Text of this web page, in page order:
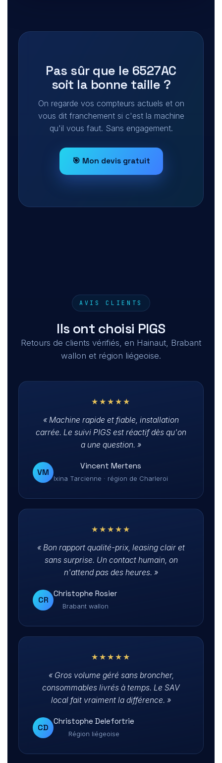
Pas sûr que le 6527AC
soit la bonne taille ?
On regarde vos compteurs actuels et on
vous dit franchement si c'est la machine
qu'il vous faut. Sans engagement.
🎯 Mon devis gratuit
AVIS CLIENTS
Ils ont choisi PIGS
Retours de clients vérifiés, en Hainaut, Brabant
wallon et région liégeoise.
★★★★★
« Machine rapide et fiable, installation
carrée. Le suivi PIGS est réactif dès qu'on
a une question. »
VM
Vincent Mertens
Ixina Tarcienne · région de Charleroi
★★★★★
« Bon rapport qualité-prix, leasing clair et
sans surprise. Un contact humain, on
n'attend pas des heures. »
CR
Christophe Rosier
Brabant wallon
★★★★★
« Gros volume géré sans broncher,
consommables livrés à temps. Le SAV
local fait vraiment la différence. »
CD
Christophe Delefortrie
Région liégeoise